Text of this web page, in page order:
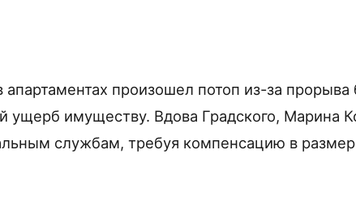
произошел потоп из-за прорыва
ущерб имуществу. Вдова Градского, Марина
службам, требуя компенсацию в